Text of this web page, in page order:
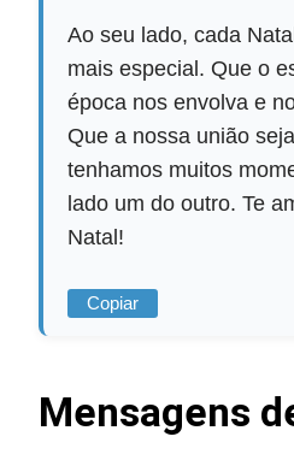
Ao seu lado, cada
mais especial. Que o
época nos envolva e
Que a nossa união
tenhamos muitos
lado um do outro. Te
Natal!
Copiar
Mensagens